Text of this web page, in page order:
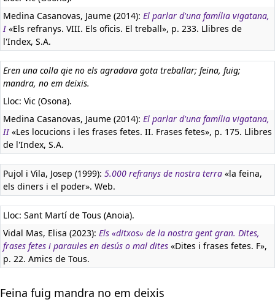
Medina Casanovas, Jaume (2014): El parlar d'una família vigatana,
I«Els refranys. VIII. Els oficis. El treball», p. 233. Llibres de
l'Index, S.A.
Eren una colla qie no els agradava gota treballar; feina, fuig;
mandra, no em deixis.
Lloc: Vic (Osona).
Medina Casanovas, Jaume (2014): El parlar d'una família vigatana,
II«Les locucions i les frases fetes. II. Frases fetes», p. 175. Llibres
de l'Index, S.A.
Pujol i Vila, Josep (1999): 5.000 refranys de nostra terra «la feina,
els diners i el poder». Web.
Lloc: Sant Martí de Tous (Anoia).
Vidal Mas, Elisa (2023): Els «ditxos» de la nostra gent gran. Dites,
frases fetes i paraules en desús o mal dites «Dites i frases fetes. F»,
p. 22. Amics de Tous.
Feina fuig mandra no em deixis